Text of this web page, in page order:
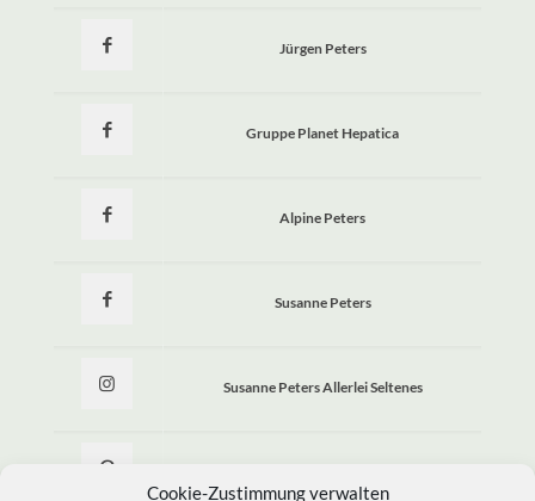
Cookie-Zustimmung verwalten
Jürgen Peters
Gruppe Planet Hepatica
Alpine Peters
Susanne Peters
Susanne Peters Allerlei Seltenes